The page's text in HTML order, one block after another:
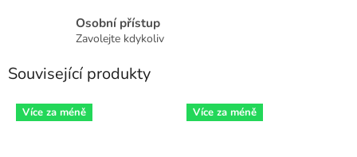
Osobní přístup
Zavolejte kdykoliv
Související produkty
Více za méně Více za méně